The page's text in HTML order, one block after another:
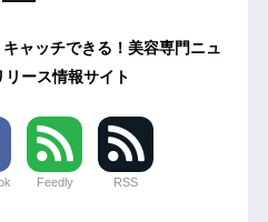
ャッチできる！美容専門ニュ
リース情報サイト
Feedly RSS